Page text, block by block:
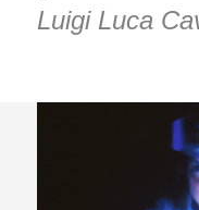
Luigi Luca